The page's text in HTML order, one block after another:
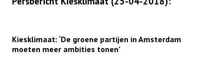
Kiesklimaat: ‘De groene partijen in Amsterdam
moeten meer ambities tonen’